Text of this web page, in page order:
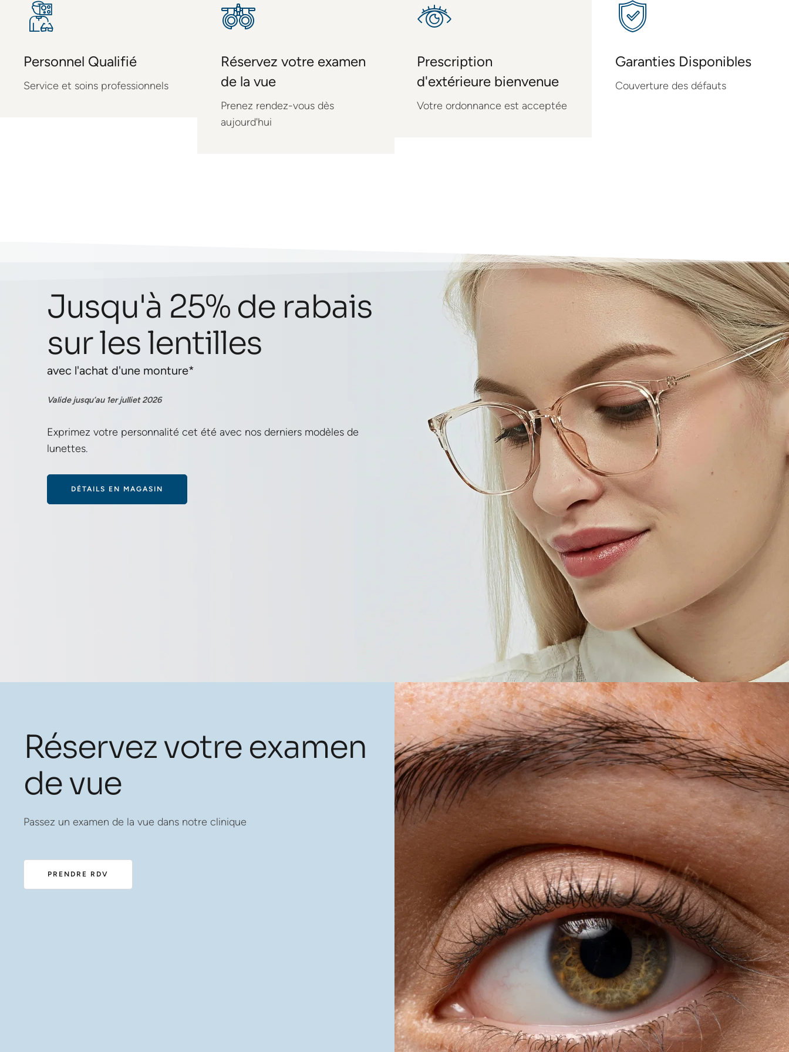
Personnel Qualifié
Service et soins professionnels
Réservez votre examen
de la vue
Prenez rendez-vous dès
aujourd'hui
Prescription
d'extérieure bienvenue
Votre ordonnance est acceptée
Garanties Disponibles
Couverture des défauts
Jusqu'à 25% de rabais
sur les lentilles
avec l'achat d'une monture*
Valide jusqu’au 1er julliet 2026
Exprimez votre personnalité cet été avec nos derniers modèles de
lunettes.
DÉTAILS EN MAGASIN
Réservez votre examen
de vue
Passez un examen de la vue dans notre clinique
PRENDRE RDV